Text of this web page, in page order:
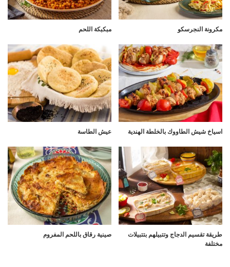
مكرونة النجرسكو مبكبكة اللحم
اسياخ شيش الطاووك بالخلطة الهندية عيش الطاسة
طريقة تقسيم الدجاج وتتبيلهم بتتبيلات
مختلفة
صينية رقاق باللحم المفروم